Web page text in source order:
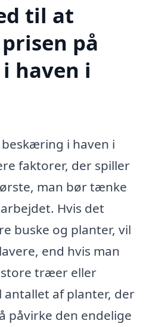
til at
på
haven i
i haven i
faktorer, der spiller
man bør tænke
Hvis det
buske og planter, vil
end hvis man
store træer eller
af planter, der
påvirke den endelige